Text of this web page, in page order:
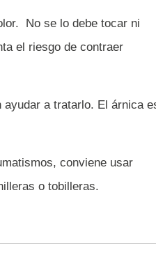
No se lo debe tocar ni
el riesgo de contraer
ayudar a tratarlo. El árnica
conviene usar
o tobilleras.